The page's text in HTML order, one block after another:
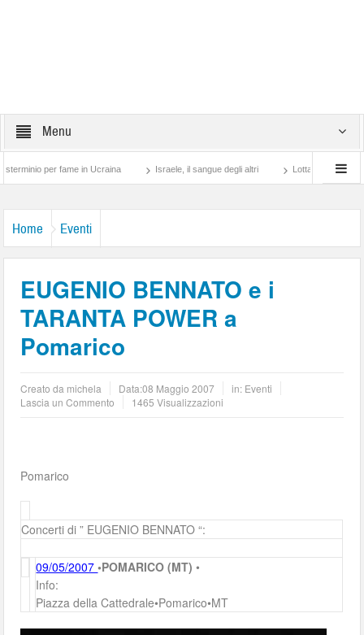
Menu
per fame in Ucraina Israele, il sangue degli altri Lotta di classe… tra preti e
Home Eventi
EUGENIO BENNATO e i
TARANTA POWER a
Pomarico
Creato da michela Data:08 Maggio 2007 in: Eventi
Lascia un Commento
1465 Visualizzazioni
Pomarico
Concerti di ” EUGENIO BENNATO “:
09/05/2007•POMARICO (MT) •
Info:
Piazza della Cattedrale•Pomarico•MT